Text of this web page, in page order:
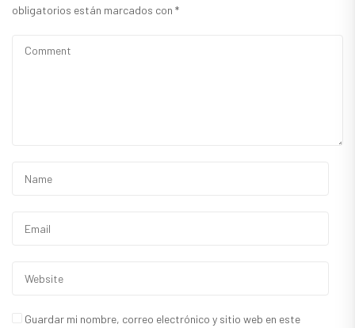
obligatorios están marcados con *
Guardar mi nombre, correo electrónico y sitio web en este